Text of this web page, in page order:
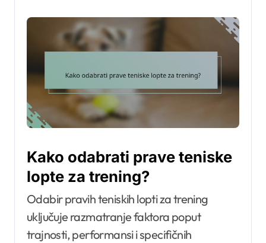
Kako odabrati prave teniske
lopte za trening?
Odabir pravih teniskih lopti za trening
uključuje razmatranje faktora poput
trajnosti, performansi i specifičnih